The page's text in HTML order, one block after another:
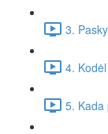
3.
4.
5. Kada